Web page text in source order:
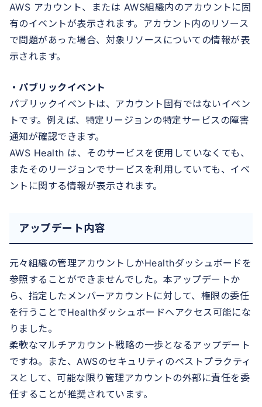
AWS アカウント、または AWS組織内のアカウントに固
有のイベントが表示されます。アカウント内のリソース
で問題があった場合、対象リソースについての情報が表
示されます。
・パブリックイベント
パブリックイベントは、アカウント固有ではないイベン
トです。例えば、特定リージョンの特定サービスの障害
通知が確認できます。
AWS Health は、そのサービスを使用していなくても、
またそのリージョンでサービスを利用していても、イベ
ントに関する情報が表示されます。
アップデート内容
元々組織の管理アカウントしかHealthダッシュボードを
参照することができませんでした。本アップデートか
ら、指定したメンバーアカウントに対して、権限の委任
を行うことでHealthダッシュボードへアクセス可能にな
りました。
柔軟なマルチアカウント戦略の一歩となるアップデート
ですね。また、AWSのセキュリティのベストプラクティ
スとして、可能な限り管理アカウントの外部に責任を委
任することが推奨されています。